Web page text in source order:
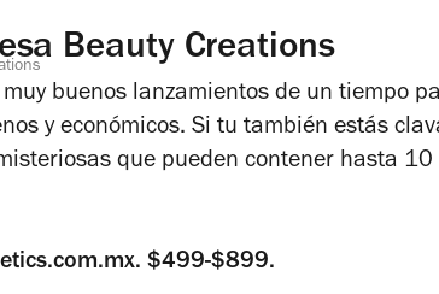
Beauty Creations
buenos lanzamientos de un tiempo
y económicos. Si tu también estás
que pueden contener hasta
$499-$899.